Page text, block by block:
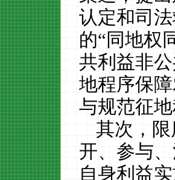
认定和司
的“同地权
共利益非
地程序保
与规范征
其次，
开、参与
自身利益